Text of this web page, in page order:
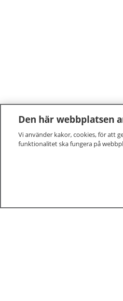
1177 –tryggt om
Den här webbplatsen
Vi använder kakor, cookies, för att
funktionalitet ska fungera på